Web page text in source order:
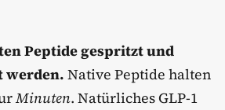
Peptide gespritzt und
werden. Native Peptide halten
Minuten. Natürliches GLP-1